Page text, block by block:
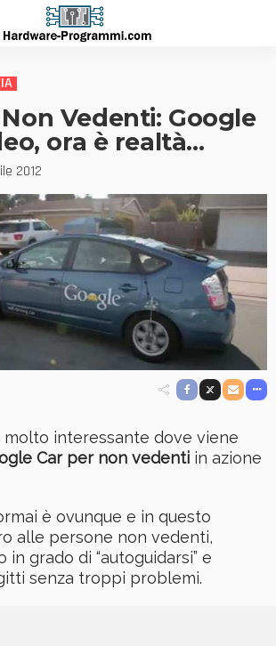
Vedenti: Google
ora è realtà…
2012
molto interessante dove viene
Car per non vedenti in azione
è ovunque e in questo
alle persone non vedenti,
in grado di “autoguidarsi” e
senza troppi problemi.